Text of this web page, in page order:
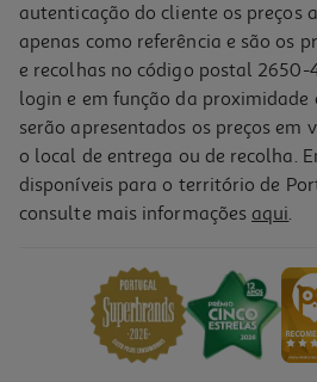
autenticação do cliente os preços
apenas como referência e são os
e recolhas no código postal 2650-
login e em função da proximidade
serão apresentados os preços em
o local de entrega ou de recolha.
disponíveis para o território de
consulte mais informações aqui.